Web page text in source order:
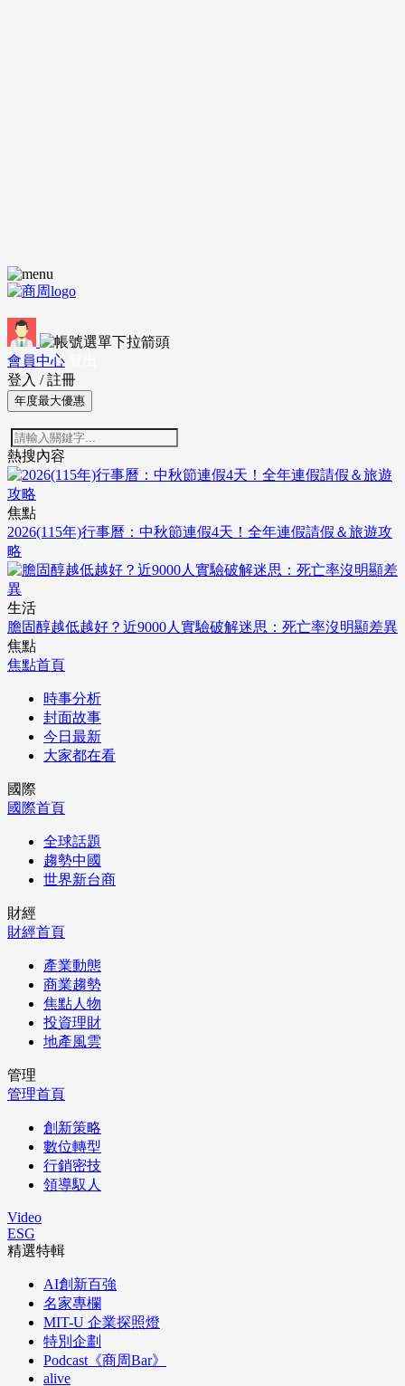
會員中心
登入 / 註冊
年度最大優惠
熱搜內容
焦點
2026(115年)行事曆：中秋節連假4天！全年連假請假＆旅遊攻
略
生活
膽固醇越低越好？近9000人實驗破解迷思：死亡率沒明顯差異
焦點
焦點首頁
時事分析
封面故事
今日最新
大家都在看
國際
國際首頁
全球話題
趨勢中國
世界新台商
財經
財經首頁
產業動態
商業趨勢
焦點人物
投資理財
地產風雲
管理
管理首頁
創新策略
數位轉型
行銷密技
領導馭人
Video
ESG
精選特輯
AI創新百強
名家專欄
MIT-U 企業探照燈
特別企劃
Podcast《商周Bar》
alive